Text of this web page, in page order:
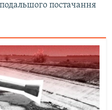
постачання